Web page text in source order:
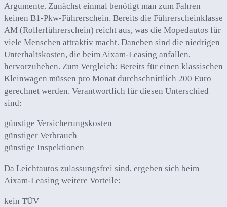
Argumente. Zunächst einmal benötigt man zum Fahren
keinen B1-Pkw-Führerschein. Bereits die Führerscheinklasse
AM (Rollerführerschein) reicht aus, was die Mopedautos für
viele Menschen attraktiv macht. Daneben sind die niedrigen
Unterhaltskosten, die beim Aixam-Leasing anfallen,
hervorzuheben. Zum Vergleich: Bereits für einen klassischen
Kleinwagen müssen pro Monat durchschnittlich 200 Euro
gerechnet werden. Verantwortlich für diesen Unterschied
sind:
günstige Versicherungskosten
günstiger Verbrauch
günstige Inspektionen
Da Leichtautos zulassungsfrei sind, ergeben sich beim
Aixam-Leasing weitere Vorteile:
kein TÜV